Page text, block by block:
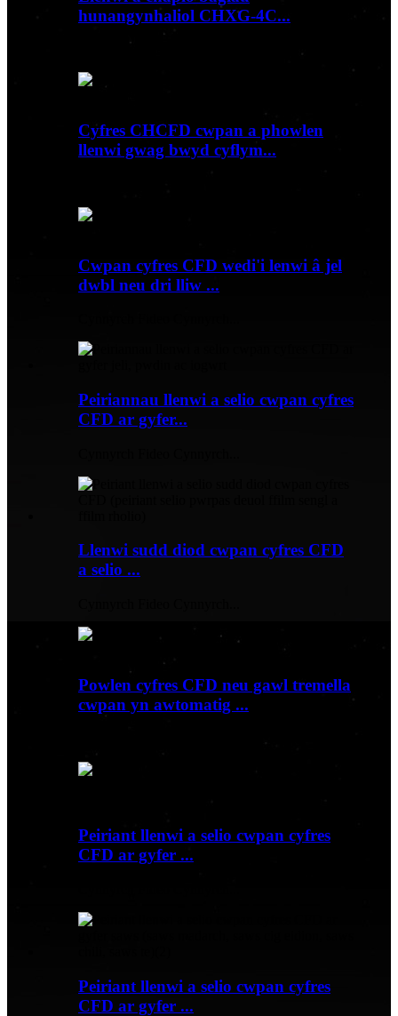
hunangynhaliol CHXG-4C...
Cyfres CHCFD cwpan a phowlen
llenwi gwag bwyd cyflym...
Cwpan cyfres CFD wedi'i lenwi â jel
dwbl neu dri lliw ...
Peiriannau llenwi a selio cwpan cyfres
CFD ar gyfer...
Llenwi sudd diod cwpan cyfres CFD
a selio ...
Powlen cyfres CFD neu gawl tremella
cwpan yn awtomatig ...
Peiriant llenwi a selio cwpan cyfres
CFD ar gyfer ...
Peiriant llenwi a selio cwpan cyfres
CFD ar gyfer ...